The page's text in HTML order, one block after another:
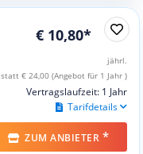
€ 10,80*
jährl.
statt € 24,00 (Angebot für 1 Jahr )
Vertragslaufzeit: 1 Jahr
Tarifdetails
ZUM ANBIETER *